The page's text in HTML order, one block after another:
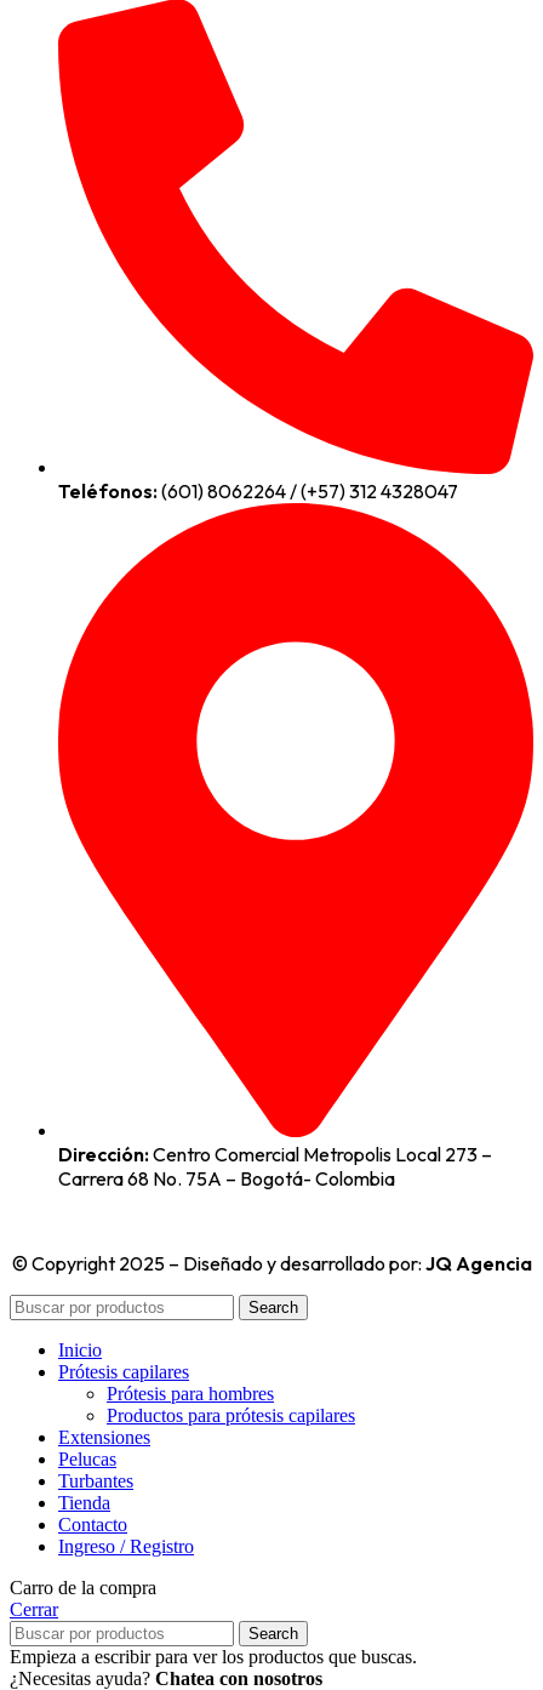
Teléfonos:(601) 8062264 / (+57) 312 4328047
Dirección:Centro Comercial Metropolis Local 273 –
Carrera 68 No. 75A – Bogotá- Colombia
© Copyright 2025 – Diseñado y desarrollado por: JQ Agencia
Search
Inicio
Prótesis capilares
Prótesis para hombres
Productos para prótesis capilares
Extensiones
Pelucas
Turbantes
Tienda
Contacto
Ingreso / Registro
Carro de la compra
Cerrar
Search
Empieza a escribir para ver los productos que buscas.
¿Necesitas ayuda? Chatea con nosotros